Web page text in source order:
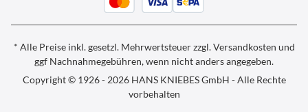
* Alle Preise inkl. gesetzl. Mehrwertsteuer zzgl.Versandkosten und
ggf Nachnahmegebühren, wenn nicht anders angegeben.
Copyright © 1926 - 2026 HANS KNIEBES GmbH - Alle Rechte
vorbehalten